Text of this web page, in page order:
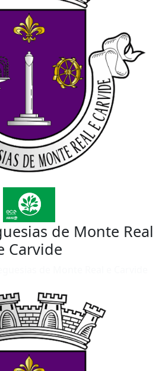
de Monte Real
Carvide